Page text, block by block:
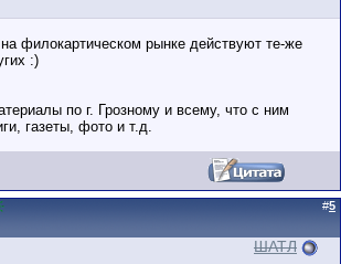
филокартическом рынке действуют те-же
:)
по г. Грозному и всему, что с ним
газеты, фото и т.д.
#5
ШАТЛ